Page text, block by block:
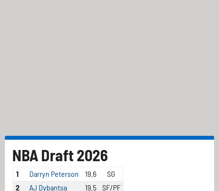
NBA Draft 2026
1 Darryn Peterson 19.6
SG
2
AJ Dybantsa 19.5
SF/PF